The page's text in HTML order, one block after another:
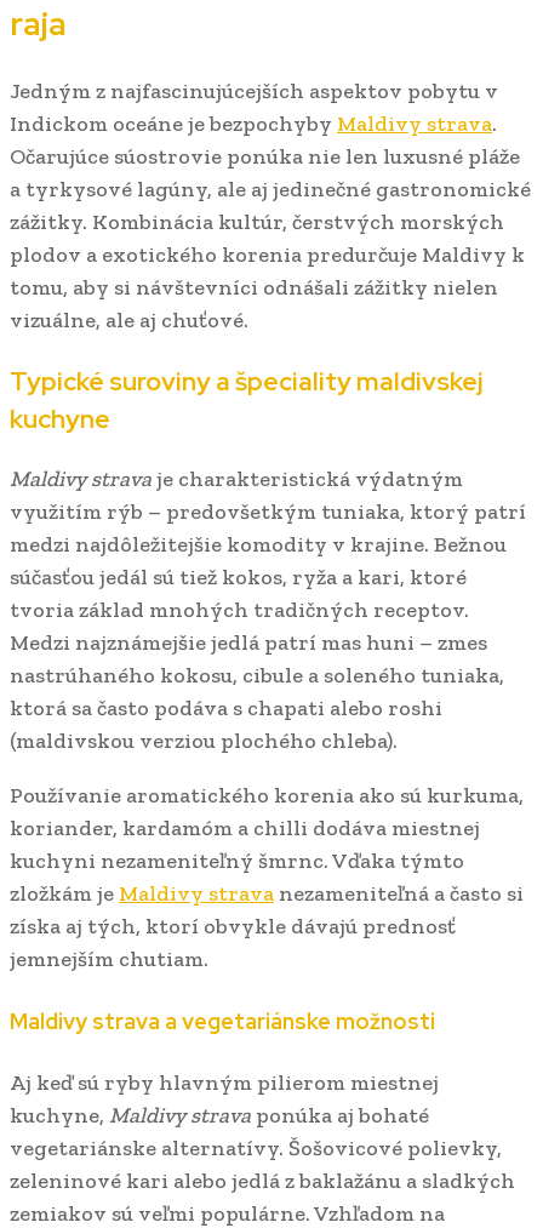
raja
Jedným z najfascinujúcejších aspektov pobytu v
Indickom oceáne je bezpochyby Maldivy strava.
Očarujúce súostrovie ponúka nie len luxusné pláže
a tyrkysové lagúny, ale aj jedinečné gastronomické
zážitky. Kombinácia kultúr, čerstvých morských
plodov a exotického korenia predurčuje Maldivy k
tomu, aby si návštevníci odnášali zážitky nielen
vizuálne, ale aj chuťové.
Typické suroviny a špeciality maldivskej
kuchyne
Maldivy stravaje charakteristická výdatným
využitím rýb – predovšetkým tuniaka, ktorý patrí
medzi najdôležitejšie komodity v krajine. Bežnou
súčasťou jedál sú tiež kokos, ryža a kari, ktoré
tvoria základ mnohých tradičných receptov.
Medzi najznámejšie jedlá patrí mas huni – zmes
nastrúhaného kokosu, cibule a soleného tuniaka,
ktorá sa často podáva s chapati alebo roshi
(maldivskou verziou plochého chleba).
Používanie aromatického korenia ako sú kurkuma,
koriander, kardamóm a chilli dodáva miestnej
kuchyni nezameniteľný šmrnc. Vďaka týmto
zložkám je Maldivy strava nezameniteľná a často si
získa aj tých, ktorí obvykle dávajú prednosť
jemnejším chutiam.
Maldivy strava a vegetariánske možnosti
Aj keď sú ryby hlavným pilierom miestnej
kuchyne, Maldivy strava ponúka aj bohaté
vegetariánske alternatívy. Šošovicové polievky,
zeleninové kari alebo jedlá z baklažánu a sladkých
zemiakov sú veľmi populárne. Vzhľadom na